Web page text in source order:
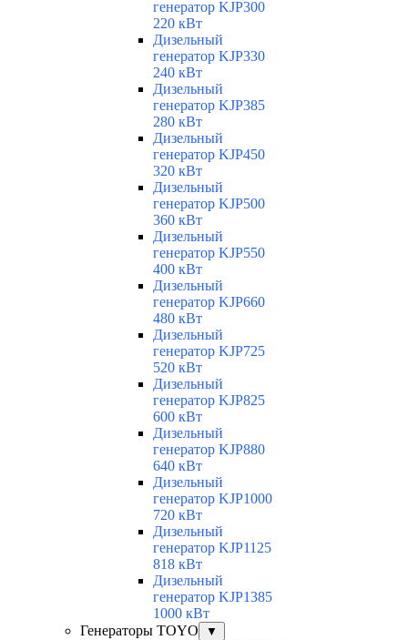
генератор KJP300
220 кВт
Дизельный
генератор KJP330
240 кВт
Дизельный
генератор KJP385
280 кВт
Дизельный
генератор KJP450
320 кВт
Дизельный
генератор KJP500
360 кВт
Дизельный
генератор KJP550
400 кВт
Дизельный
генератор KJP660
480 кВт
Дизельный
генератор KJP725
520 кВт
Дизельный
генератор KJP825
600 кВт
Дизельный
генератор KJP880
640 кВт
Дизельный
генератор KJP1000
720 кВт
Дизельный
генератор KJP1125
818 кВт
Дизельный
генератор KJP1385
1000 кВт
Генераторы TOYO
▼